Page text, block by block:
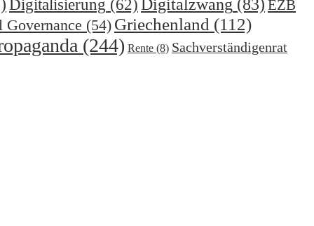
Digitalisierung (62) Digitalzwang (83) EZB
Governance (54) Griechenland (112)
(244) Rente (8) Sachverständigenrat